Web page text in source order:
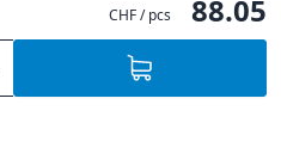
CHF / pcs 88.05